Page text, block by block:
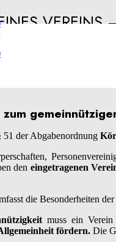
VEREINS
51 der Abgabenordnung
den eingetragenen
die Besonderheiten
muss ein
fördern. Die